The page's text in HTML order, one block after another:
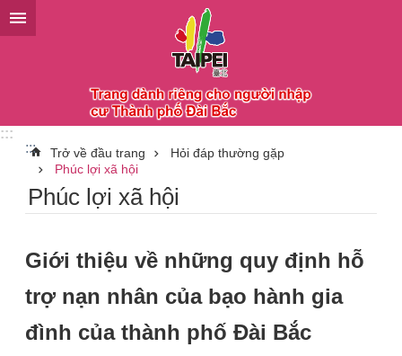
Chuyển đến khối nội dung chính
:::
:::
Trở về đầu trang
Hỏi đáp thường gặp
Phúc lợi xã hội
Phúc lợi xã hội
Giới thiệu về những quy định hỗ
trợ nạn nhân của bạo hành gia
đình của thành phố Đài Bắc